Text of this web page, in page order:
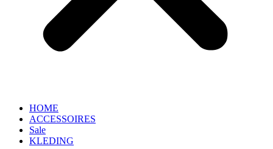
HOME
ACCESSOIRES
Sale
KLEDING